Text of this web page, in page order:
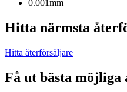
0.001mm
Hitta närmsta
Hitta återförsäljare
Få ut bästa